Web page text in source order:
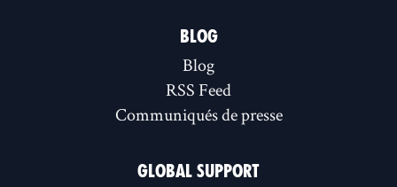
BLOG
Blog
RSS Feed
Communiqués de presse
GLOBAL SUPPORT